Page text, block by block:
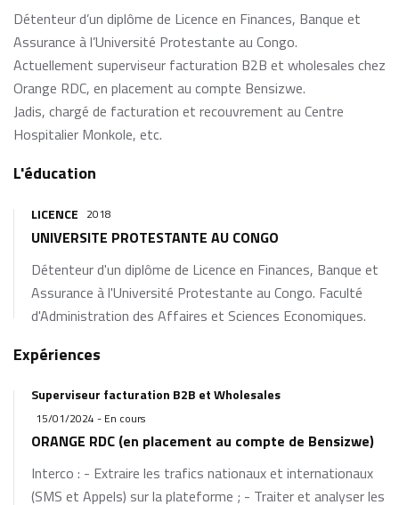
Détenteur d’un diplôme de Licence en Finances, Banque et
Assurance à l’Université Protestante au Congo.
Actuellement superviseur facturation B2B et wholesales chez
Orange RDC, en placement au compte Bensizwe.
Jadis, chargé de facturation et recouvrement au Centre
Hospitalier Monkole, etc.
L'éducation
LICENCE 2018
UNIVERSITE PROTESTANTE AU CONGO
Détenteur d'un diplôme de Licence en Finances, Banque et
Assurance à l'Université Protestante au Congo. Faculté
d'Administration des Affaires et Sciences Economiques.
Expériences
Superviseur facturation B2B et Wholesales
15/01/2024 - En cours
ORANGE RDC (en placement au compte de Bensizwe)
Interco : - Extraire les trafics nationaux et internationaux
(SMS et Appels) sur la plateforme ; - Traiter et analyser les